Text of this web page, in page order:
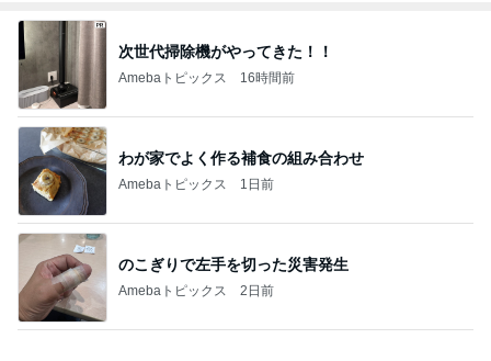
11人揃っての嬉しいパフォーマンス
Amebaトピックス 16時間前
値段にビックリし購入したカルティエ
Amebaトピックス 2日前